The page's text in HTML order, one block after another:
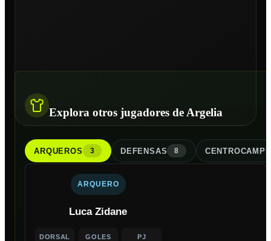
Explora otros jugadores de Argelia
ARQUEROS 3 DEFENSAS 8
ARQUERO
Luca Zidane
DORSAL GOLES PJ